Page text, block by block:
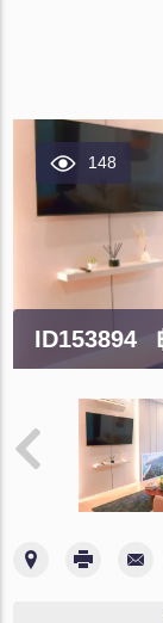
148
ID153894